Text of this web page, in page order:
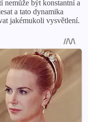
nemůže být konstantní a
a tato dynamika
jakémukoli vysvětlení.